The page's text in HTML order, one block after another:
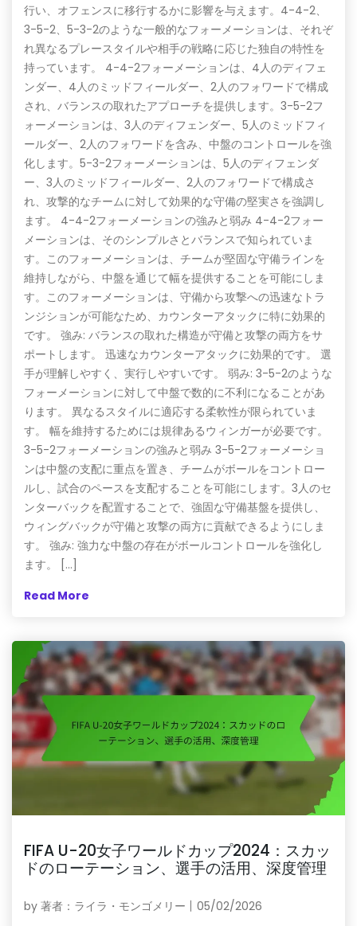
行い、オフェンスに移行するかに影響を与えます。4-4-2、
3-5-2、5-3-2のような一般的なフォーメーションは、それぞ
れ異なるプレースタイルや相手の戦略に応じた独自の特性を
持っています。 4-4-2フォーメーションは、4人のディフェ
ンダー、4人のミッドフィールダー、2人のフォワードで構成
され、バランスの取れたアプローチを提供します。3-5-2フ
ォーメーションは、3人のディフェンダー、5人のミッドフィ
ールダー、2人のフォワードを含み、中盤のコントロールを強
化します。5-3-2フォーメーションは、5人のディフェンダ
ー、3人のミッドフィールダー、2人のフォワードで構成さ
れ、攻撃的なチームに対して効果的な守備の堅実さを強調し
ます。 4-4-2フォーメーションの強みと弱み 4-4-2フォー
メーションは、そのシンプルさとバランスで知られていま
す。このフォーメーションは、チームが堅固な守備ラインを
維持しながら、中盤を通じて幅を提供することを可能にしま
す。このフォーメーションは、守備から攻撃への迅速なトラ
ンジションが可能なため、カウンターアタックに特に効果的
です。 強み: バランスの取れた構造が守備と攻撃の両方をサ
ポートします。 迅速なカウンターアタックに効果的です。 選
手が理解しやすく、実行しやすいです。 弱み: 3-5-2のような
フォーメーションに対して中盤で数的に不利になることがあ
ります。 異なるスタイルに適応する柔軟性が限られていま
す。 幅を維持するためには規律あるウィンガーが必要です。
3-5-2フォーメーションの強みと弱み 3-5-2フォーメーショ
ンは中盤の支配に重点を置き、チームがボールをコントロー
ルし、試合のペースを支配することを可能にします。3人のセ
ンターバックを配置することで、強固な守備基盤を提供し、
ウィングバックが守備と攻撃の両方に貢献できるようにしま
す。 強み: 強力な中盤の存在がボールコントロールを強化し
ます。 […]
Read More
FIFA U-20女子ワールドカップ2024：スカッ
ドのローテーション、選手の活用、深度管理
by 著者：ライラ・モンゴメリー 05/02/2026